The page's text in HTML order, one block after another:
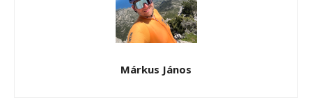
Márkus János